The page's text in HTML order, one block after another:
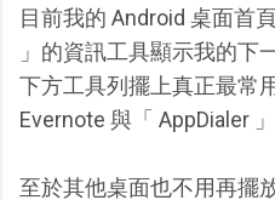
目前我的 Android 桌面首
」的資訊工具顯示我的下
下方工具列擺上真正最常
Evernote 與「 AppDialer 」
至於其他桌面也不用再擺